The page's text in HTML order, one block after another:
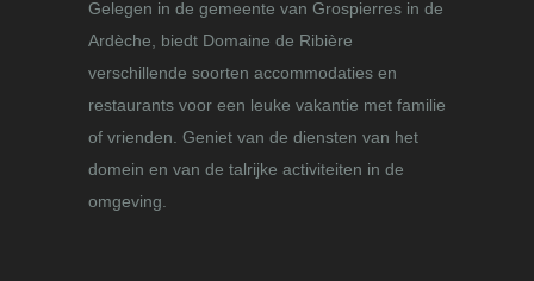
Gelegen in de gemeente van Grospierres in de
Ardèche, biedt Domaine de Ribière
verschillende soorten accommodaties en
restaurants voor een leuke vakantie met familie
of vrienden. Geniet van de diensten van het
domein en van de talrijke activiteiten in de
omgeving.